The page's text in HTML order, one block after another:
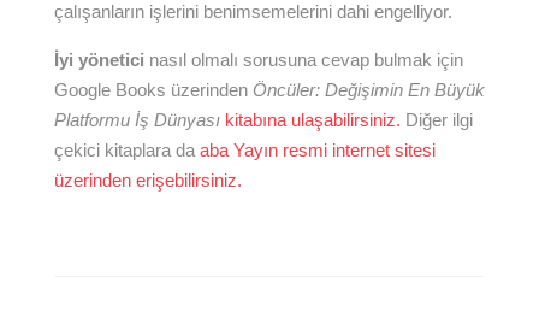
çalışanların işlerini benimsemelerini dahi engelliyor.
İyi yönetici nasıl olmalı sorusuna cevap bulmak için
Google Books üzerinden Öncüler: Değişimin En Büyük
Platformu İş Dünyası kitabına ulaşabilirsiniz. Diğer ilgi
çekici kitaplara daaba Yayın resmi internet sitesi
üzerinden erişebilirsiniz.